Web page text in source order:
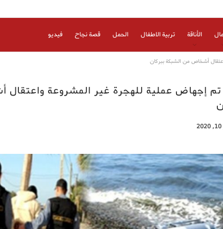
الأناقة تربية الاطفال الحمل قصة نجاح فيديو
أشخاص من الشبكة ببركان
إجهاض عملية للهجرة غير المشروعة